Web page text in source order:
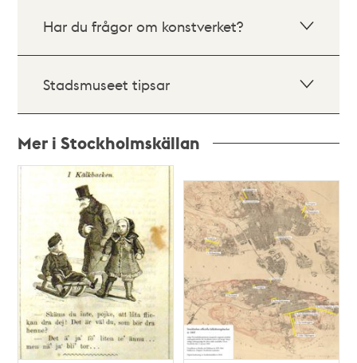
Har du frågor om konstverket?
Stadsmuseet tipsar
Mer i Stockholmskällan
Relaterade